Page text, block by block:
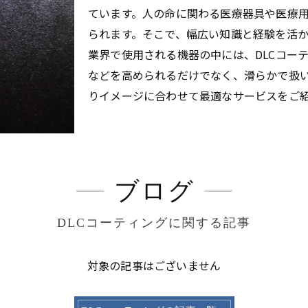
ています。人の命に関わる医療器具や医療
られます。そこで、幅広い知識と経験を活
業界で使用される機器の中には、DLCコー
などを高められるだけでなく、滑らかで扱
りイメージに合わせて最適なサービスを
ブログ
DLCコーティングに関する記事
対象の記事はございません